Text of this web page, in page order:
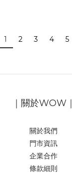
1 2 3 4 5
｜關於WOW｜
關於我們
門市資訊
企業合作
條款細則